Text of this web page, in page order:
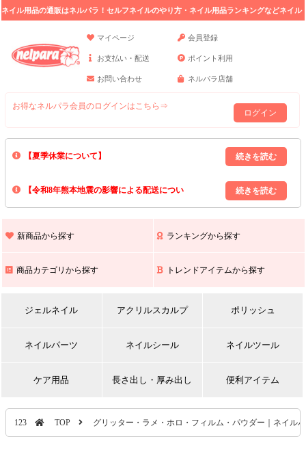
ネイル用品の通販はネルパラ！セルフネイルのやり方・ネイル用品ランキングなどネイル
マイページ
会員登録
お支払い・配送 ポイント利用
お問い合わせ ネルパラ店舗
お得なネルパラ会員のログインはこちら⇒
ログイン
【夏季休業について】
8/13(木)～8/16(日)の間｢出荷業務・お問い合わせ業務｣はお休みいたしま
上記期間中のご注文・お問い合わせは8/17(月)以降の対応となりますので
【令和8年熊本地震の影響による配送につい
また､ 九州全域でお荷物のお届けに遅延が生じております｡
新商品から探す ランキングから探す
商品カテゴリから探す トレンドアイテムから探す
ジェルネイル アクリルスカルプ ポリッシュ
ネイルパーツ ネイルシール ネイルツール
ケア用品 長さ出し・厚み出し 便利アイテム
123 TOP グリッター・ラメ・ホロ・フィルム・パウダー｜ネイル